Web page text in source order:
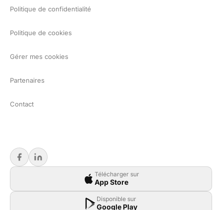
Politique de confidentialité
Politique de cookies
Gérer mes cookies
Partenaires
Contact
Télécharger sur
App Store
Disponible sur
Google Play